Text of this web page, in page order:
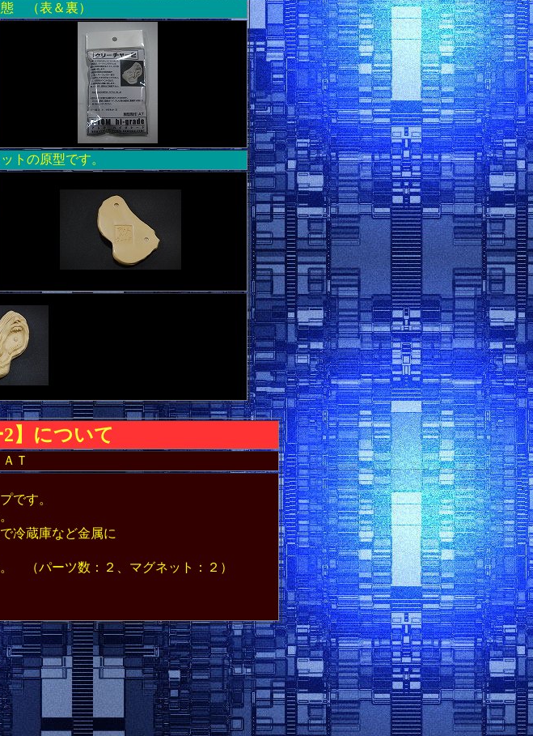
態 （表＆裏）
ットの原型です。
】について
Ｔ
です。
冷蔵庫など金属に
（パーツ数：２、マグネット：２）